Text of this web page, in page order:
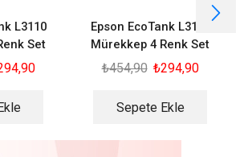
L3110
Set
Epson EcoTank L3150
Mürekkep 4 Renk Set
₺454,90 ₺294,90
Sepete Ekle